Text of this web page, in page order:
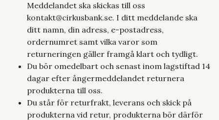
Meddelandet ska skickas till oss
kontakt@cirkusbank.se. I ditt meddelande ska
ditt namn, din adress, e-postadress,
ordernumret samt vilka varor som
returneringen gäller framgå klart och tydligt.
Du bör omedelbart och senast inom lagstiftad 14
dagar efter ångermeddelandet returnera
produkterna till oss.
Du står för returfrakt, leverans och skick på
produkterna vid retur, produkterna bör därför